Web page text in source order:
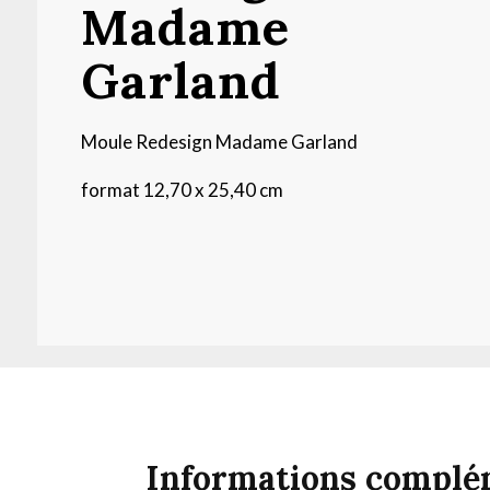
Madame
Garland
Moule Redesign Madame Garland
format 12,70 x 25,40 cm
Informations